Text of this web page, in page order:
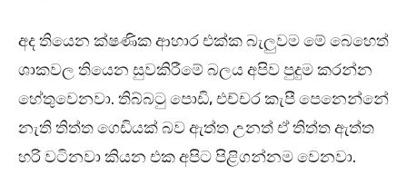
අද තියෙන ක්ෂණික ආහාර එක්ක බැලුවම මේ බෙහෙත්
ශාකවල තියෙන සුවකිරීමේ බලය අපිව පුදුම කරන්න
හේතුවෙනවා. තිබ්බටු පොඩි, එච්චර කැපී පෙනෙන්නේ
නැති තිත්ත ගෙඩියක් බව ඇත්ත උනත් ඒ තිත්ත ඇත්ත
හරි වටිනවා කියන එක අපිට පිළිගන්නම වෙනවා.